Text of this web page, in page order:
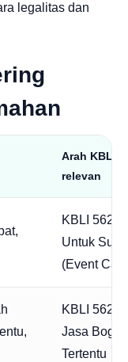
legalitas dan
Arah KBLI
relevan
KBLI
Untuk
(Event
KBLI
Jasa Boga
Tertentu